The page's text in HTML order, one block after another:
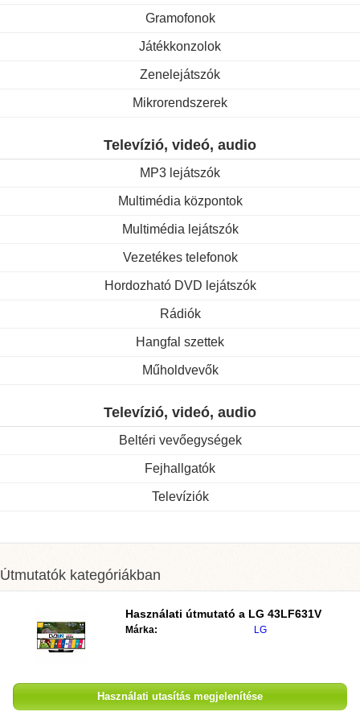
Gramofonok
Játékkonzolok
Zenelejátszók
Mikrorendszerek
Televízió, videó, audio
MP3 lejátszók
Multimédia központok
Multimédia lejátszók
Vezetékes telefonok
Hordozható DVD lejátszók
Rádiók
Hangfal szettek
Műholdvevők
Televízió, videó, audio
Beltéri vevőegységek
Fejhallgatók
Televíziók
Útmutatók kategóriákban
Használati útmutató a LG 43LF631V
Márka: LG
Használati utasítás megjelenítése